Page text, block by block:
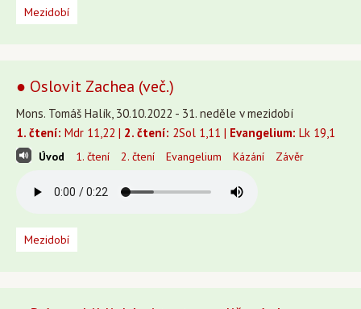
Mezidobí
● Oslovit Zachea (več.)
Mons. Tomáš Halík, 30.10.2022 - 31. neděle v mezidobí
1. čtení: Mdr 11,22 | 2. čtení: 2Sol 1,11 | Evangelium: Lk 19,1
Úvod 1. čtení 2. čtení Evangelium Kázání Závěr
Mezidobí